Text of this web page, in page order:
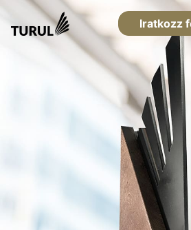
Iratkozz